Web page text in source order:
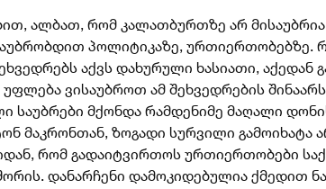
ალბათ, რომ კალათბურთზე არ
პოლიტიკაზე, ურთიერთობებზე.
აქვს დახურული ხასიათი, აქედან
უფლება ვისაუბროთ ამ შეხვედრების
საუბრები მქონდა რამდენიმე მაღალი
მაკრონთან, ზოგადი სურვილი გამოიხატა
რომ გადაიტვირთოს ურთიერთობები
დანარჩენი დამოკიდებულია ქმედით